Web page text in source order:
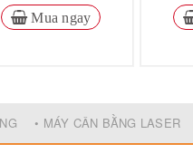
Mua ngay
• MÁY CÂN BẰNG LASER